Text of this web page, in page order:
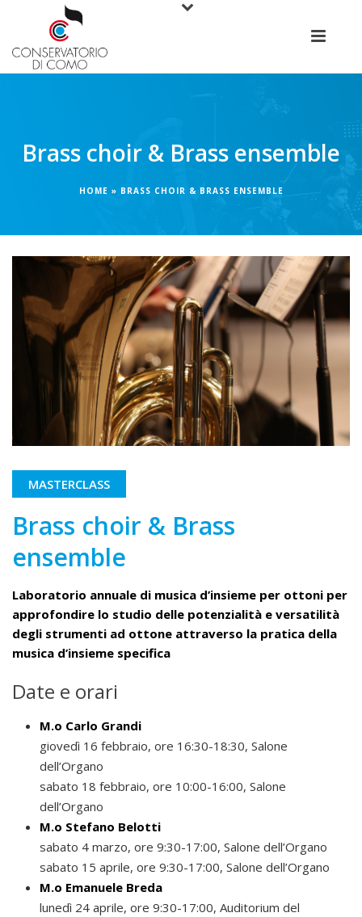
Brass choir & Brass ensemble
HOME » BRASS CHOIR & BRASS ENSEMBLE
MASTERCLASS
Brass choir & Brass
ensemble
Laboratorio annuale di musica d’insieme per ottoni per
approfondire lo studio delle potenzialità e versatilità
degli strumenti ad ottone attraverso la pratica della
musica d’insieme specifica
Date e orari
M.o Carlo Grandi
giovedì 16 febbraio, ore 16:30-18:30, Salone
dell’Organo
sabato 18 febbraio, ore 10:00-16:00, Salone
dell’Organo
M.o Stefano Belotti
sabato 4 marzo, ore 9:30-17:00, Salone dell’Organo
sabato 15 aprile, ore 9:30-17:00, Salone dell’Organo
M.o Emanuele Breda
lunedì 24 aprile, ore 9:30-17:00, Auditorium del